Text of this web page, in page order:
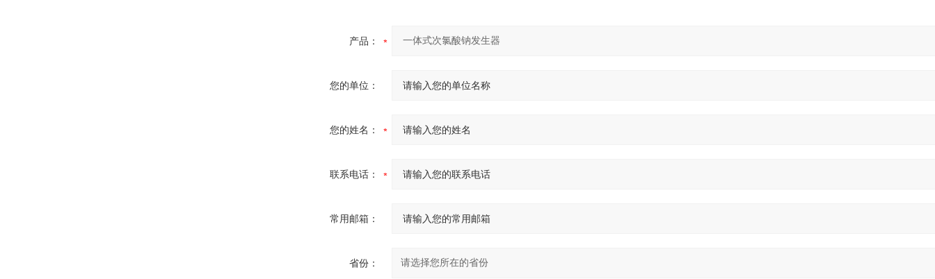
产品：
您的单位：
您的姓名：
联系电话：
常用邮箱：
省份：